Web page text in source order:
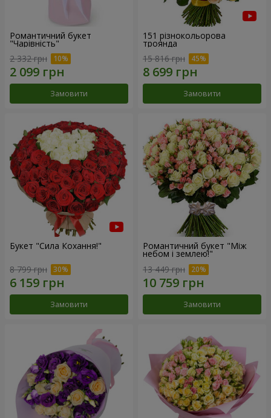
Романтичний букет
"Чарівність"
2 332 грн
Замовити
151 різнокольорова
троянда
15 816 грн
Замовити
Букет "Сила Кохання!"
8 799 грн
Замовити
Романтичний букет "Між
небом і землею!"
13 449 грн
Замовити